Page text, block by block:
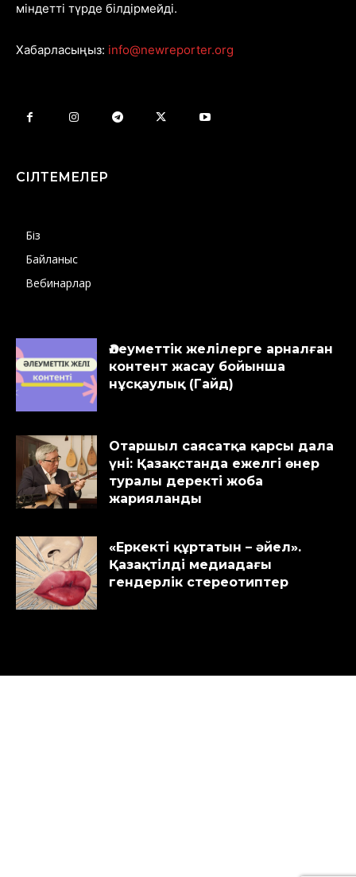
міндетті түрде білдірмейді.
Хабарласыңыз: info@newreporter.org
СІЛТЕМЕЛЕР
Біз
Байланыс
Вебинарлар
Әлеуметтік желілерге арналған
контент жасау бойынша
нұсқаулық (Гайд)
Отаршыл саясатқа қарсы дала
үні: Қазақстанда ежелгі өнер
туралы деректі жоба
жарияланды
«Еркекті құртатын – әйел».
Қазақтілді медиадағы
гендерлік стереотиптер